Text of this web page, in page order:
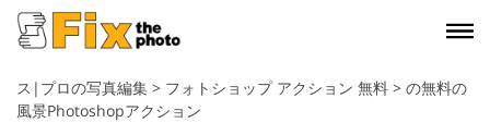
ス|プロの写真編集 > フォトショップ アクション 無料 > の無料の
風景Photoshopアクション